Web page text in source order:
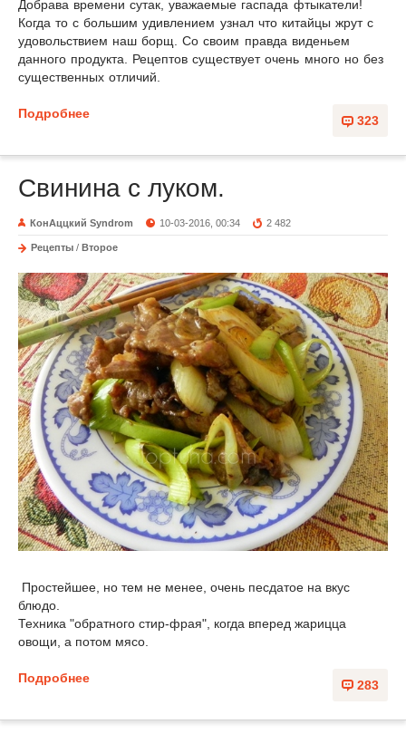
Добрава времени сутак, уважаемые гаспада фтыкатели!
Когда то с большим удивлением узнал что китайцы жрут с
удовольствием наш борщ. Со своим правда виденьем
данного продукта. Рецептов существует очень много но без
существенных отличий.
323
Подробнее
Свинина с луком.
КонАццкий Syndrom 10-03-2016, 00:34 2 482
Рецепты / Второе
Простейшее, но тем не менее, очень песдатое на вкус
блюдо.
Техника "обратного стир-фрая", когда вперед жарицца
овощи, а потом мясо.
283
Подробнее